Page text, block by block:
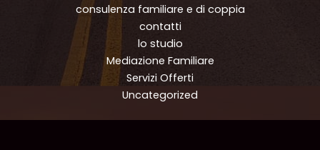
consulenza familiare e di coppia
contatti
lo studio
Mediazione Familiare
Servizi Offerti
Uncategorized